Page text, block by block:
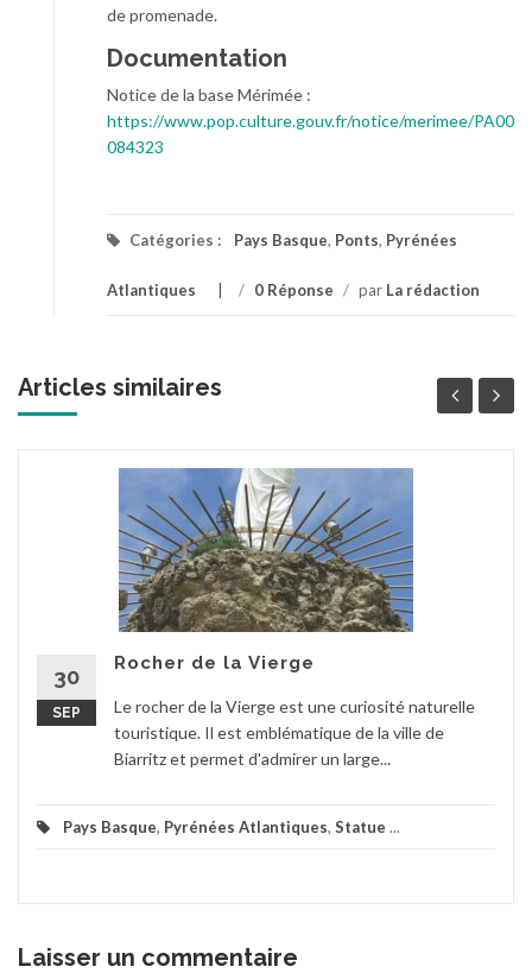
de promenade.
Documentation
Notice de la base Mérimée :
https://www.pop.culture.gouv.fr/notice/merimee/PA00
084323
Catégories : Pays Basque, Ponts, Pyrénées
Atlantiques / 0 Réponse / par La rédaction
Articles similaires
30
SEP
Rocher de la Vierge
Le rocher de la Vierge est une curiosité naturelle
touristique. Il est emblématique de la ville de
Biarritz et permet d'admirer un large...
Pays Basque, Pyrénées Atlantiques, Statue ...
Laisser un commentaire